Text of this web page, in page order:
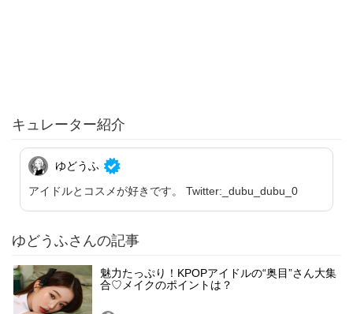
キュレーター紹介
ゆどうふ
アイドルとコスメが好きです。 Twitter:_dubu_dubu_0
ゆどうふさんの記事
魅力たっぷり！KPOPアイドルの“奥目”さん大集
合♡メイクのポイントは？